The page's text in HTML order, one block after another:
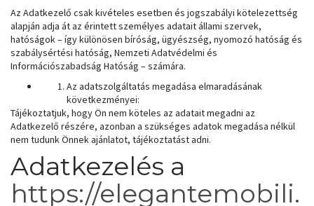
Az Adatkezelő csak kivételes esetben és jogszabályi kötelezettség
alapján adja át az érintett személyes adatait állami szervek,
hatóságok – így különösen bíróság, ügyészség, nyomozó hatóság és
szabálysértési hatóság, Nemzeti Adatvédelmi és
Információszabadság Hatóság – számára.
Az adatszolgáltatás megadása elmaradásának
következményei:
Tájékoztatjuk, hogy Ön nem köteles az adatait megadni az
Adatkezelő részére, azonban a szükséges adatok megadása nélkül
nem tudunk Önnek ajánlatot, tájékoztatást adni.
Adatkezelés a
https://elegantemobili.